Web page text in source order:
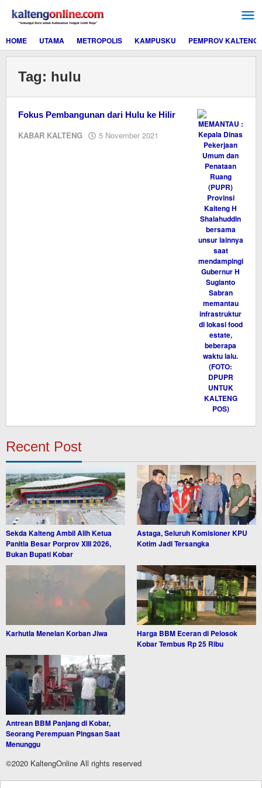
konten
HOME
UTAMA METROPOLIS KAMPUSKU PEMPROV KALTENG
Tag: hulu
Fokus Pembangunan dari Hulu ke Hilir
KABAR KALTENG 5 November 2021
Recent Post
Sekda Kalteng Ambil Alih Ketua
Panitia Besar Porprov XIII 2026,
Bukan Bupati Kobar
Astaga, Seluruh Komisioner KPU
Kotim Jadi Tersangka
Karhutla Menelan Korban Jiwa
Harga BBM Eceran di Pelosok
Kobar Tembus Rp 25 Ribu
Antrean BBM Panjang di Kobar,
Seorang Perempuan Pingsan Saat
Menunggu
©2020 KaltengOnline All rights reserved